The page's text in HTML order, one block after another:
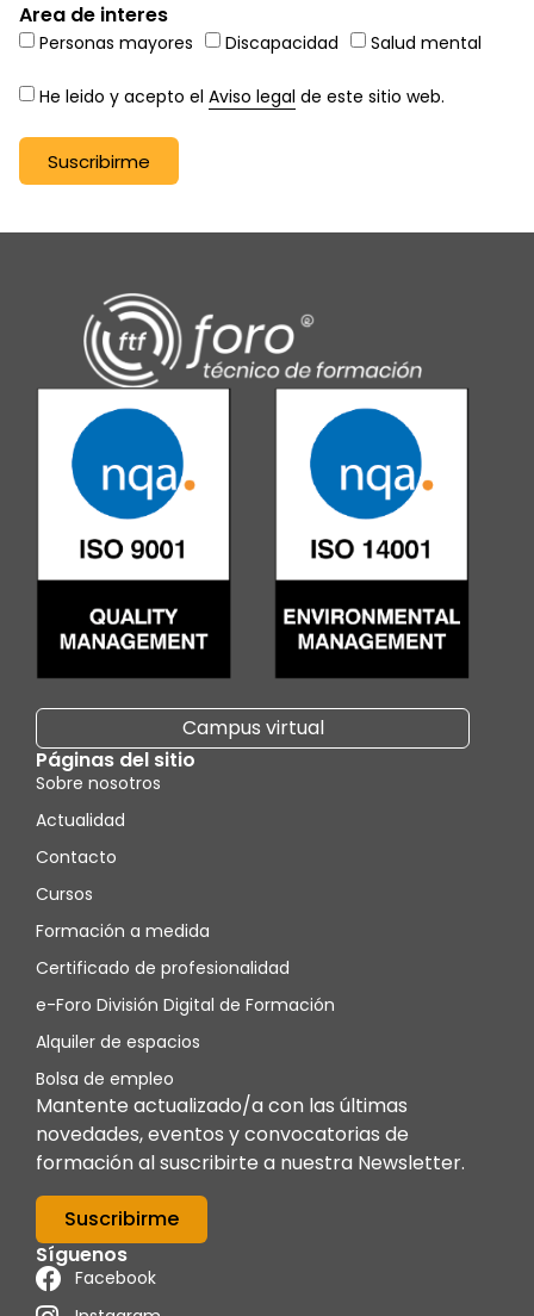
Area de interes
Personas mayores Discapacidad Salud mental
He leido y acepto el Aviso legal de este sitio web.
Suscribirme
Campus virtual
Páginas del sitio
Sobre nosotros
Actualidad
Contacto
Cursos
Formación a medida
Certificado de profesionalidad
e-Foro División Digital de Formación
Alquiler de espacios
Bolsa de empleo
Mantente actualizado/a con las últimas
novedades, eventos y convocatorias de
formación al suscribirte a nuestra Newsletter.
Suscribirme
Síguenos
Facebook